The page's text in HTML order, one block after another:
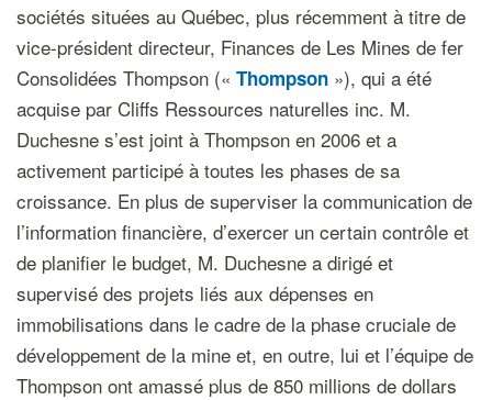
sociétés situées au Québec, plus récemment à titre de
vice-président directeur, Finances de Les Mines de fer
Consolidées Thompson (« Thompson »), qui a été
acquise par Cliffs Ressources naturelles inc. M.
Duchesne s’est joint à Thompson en 2006 et a
activement participé à toutes les phases de sa
croissance. En plus de superviser la communication de
l’information financière, d’exercer un certain contrôle et
de planifier le budget, M. Duchesne a dirigé et
supervisé des projets liés aux dépenses en
immobilisations dans le cadre de la phase cruciale de
développement de la mine et, en outre, lui et l’équipe de
Thompson ont amassé plus de 850 millions de dollars